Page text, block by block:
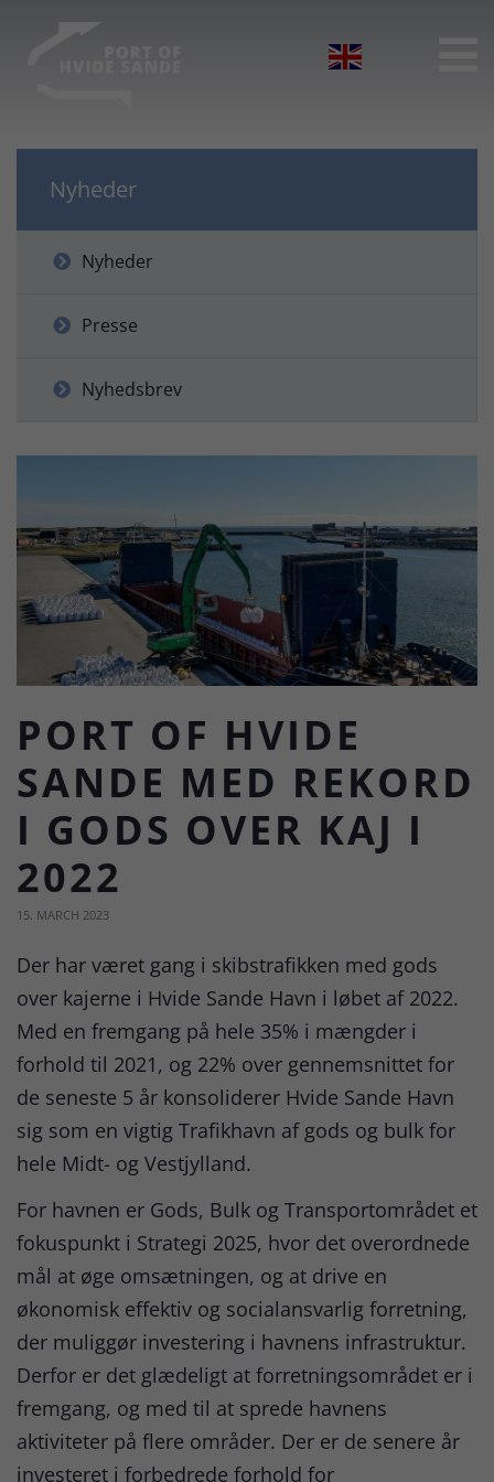
Nyheder
Nyheder
Presse
Nyhedsbrev
PORT OF HVIDE
SANDE MED REKORD
I GODS OVER KAJ I
2022
15. MARCH 2023
Der har været gang i skibstrafikken med gods
over kajerne i Hvide Sande Havn i løbet af 2022.
Med en fremgang på hele 35% i mængder i
forhold til 2021, og 22% over gennemsnittet for
de seneste 5 år konsoliderer Hvide Sande Havn
sig som en vigtig Trafikhavn af gods og bulk for
hele Midt- og Vestjylland.
For havnen er Gods, Bulk og Transportområdet et
fokuspunkt i Strategi 2025, hvor det overordnede
mål at øge omsætningen, og at drive en
økonomisk effektiv og socialansvarlig forretning,
der muliggør investering i havnens infrastruktur.
Derfor er det glædeligt at forretningsområdet er i
fremgang, og med til at sprede havnens
aktiviteter på flere områder. Der er de senere år
investeret i forbedrede forhold for